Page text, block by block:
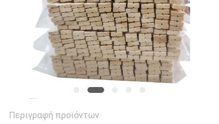
Περιγραφή προϊόντων